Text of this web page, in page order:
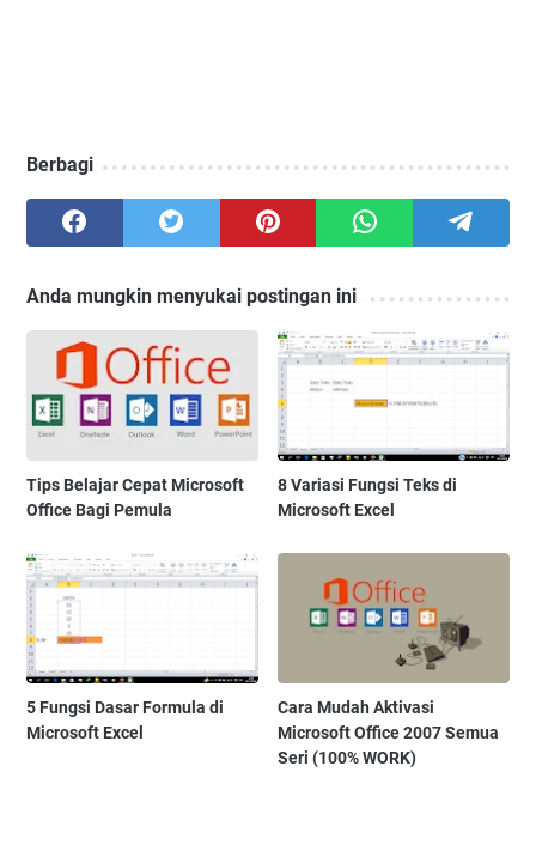
Berbagi
Anda mungkin menyukai postingan ini
Tips Belajar Cepat Microsoft
Office Bagi Pemula
8 Variasi Fungsi Teks di
Microsoft Excel
5 Fungsi Dasar Formula di
Microsoft Excel
Cara Mudah Aktivasi
Microsoft Office 2007 Semua
Seri (100% WORK)